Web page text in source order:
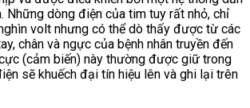
Những dòng điện của tim tuy rất nhỏ, chỉ
volt nhưng có thể dò thấy được từ các
chân và ngực của bệnh nhân truyền đến
(cảm biến) này thường được giữ trong
sẽ khuếch đại tín hiệu lên và ghi lại trên